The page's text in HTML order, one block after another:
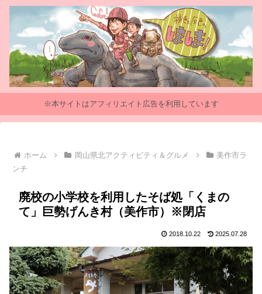
※本サイトはアフィリエイト広告を利用しています
ホーム 岡山県北アクティビティ＆グルメ
美作市ラ
ンチ
廃校の小学校を利用したそば処「くまの
て」巨勢げんき村（美作市）※閉店
2018.10.22 2025.07.28